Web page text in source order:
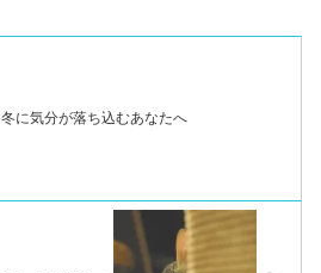
冬に気分が落ち込むあなたへ